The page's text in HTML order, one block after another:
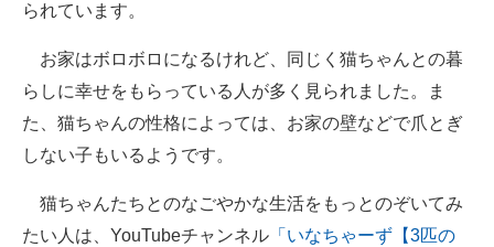
られています。
お家はボロボロになるけれど、同じく猫ちゃんとの暮
らしに幸せをもらっている人が多く見られました。ま
た、猫ちゃんの性格によっては、お家の壁などで爪とぎ
しない子もいるようです。
猫ちゃんたちとのなごやかな生活をもっとのぞいてみ
たい人は、YouTubeチャンネル 「いなちゃーず【3匹の